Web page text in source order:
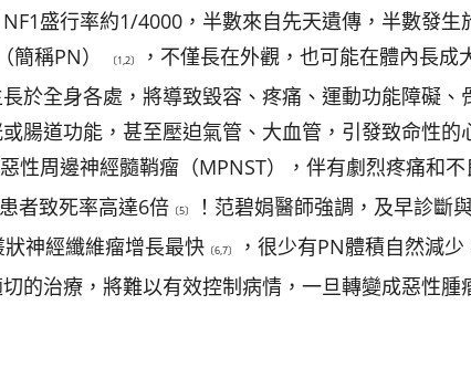
盛行率約1/4000，半數來自先天遺傳，半數發生
簡稱PN）
〔1,2〕
，不僅長在外觀，也可能在體內長成
於全身各處，將導致毀容、疼痛、運動功能障礙、
腸道功能，甚至壓迫氣管、大血管，引發致命性的
性周邊神經髓鞘瘤（MPNST），伴有劇烈疼痛和不
者致死率高達6倍 〔5〕
！范碧娟醫師強調，及早診斷
神經纖維瘤增長最快 〔6,7〕
，很少有PN體積自然減
的治療，將難以有效控制病情，一旦轉變成惡性腫